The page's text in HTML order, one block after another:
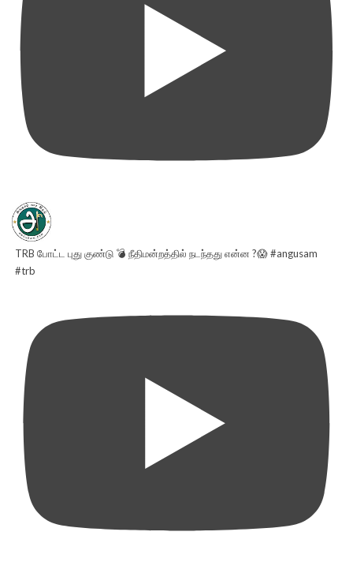
TRB போட்ட புது குண்டு 💣 நீதிமன்றத்தில் நடந்தது என்ன ?😱 #angusam
#trb